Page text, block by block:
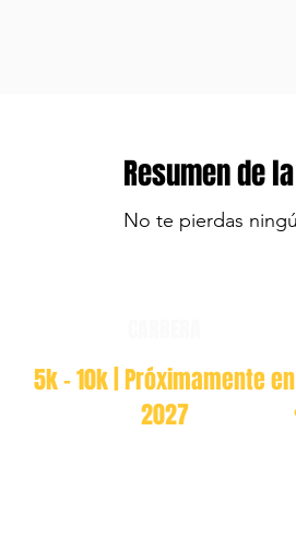
Resumen de
No te pierdas
5k - 10k | Próximamente en
2027